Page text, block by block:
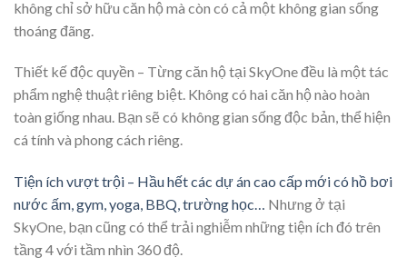
không chỉ sở hữu căn hộ mà còn có cả một không gian sống
thoáng đãng.
Thiết kế độc quyền – Từng căn hộ tại SkyOne đều là một tác
phẩm nghệ thuật riêng biệt. Không có hai căn hộ nào hoàn
toàn giống nhau. Bạn sẽ có không gian sống độc bản, thể hiện
cá tính và phong cách riêng.
Tiện ích vượt trội – Hầu hết các dự án cao cấp mới có hồ bơi
nước ấm, gym, yoga, BBQ, trường học… Nhưng ở tại
SkyOne, bạn cũng có thể trải nghiễm những tiện ích đó trên
tầng 4 với tầm nhìn 360 độ.